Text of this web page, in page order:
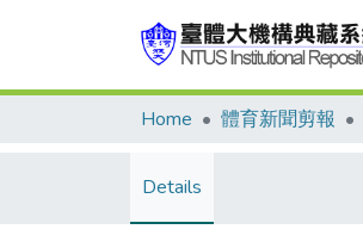
Home 體育新聞剪報
Details